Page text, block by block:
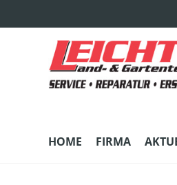
HOME FIRMA